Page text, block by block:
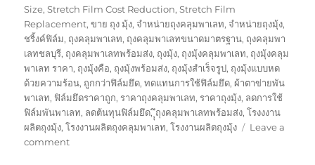
Size,Stretch Film Cost Reduction,Stretch Film
Replacement,ขาย ถุง มุ้ง, จำหน่ายถุงคลุมพาเลท, จำหน่ายถุงมุ้ง,
ชริ้งค์ฟิล์ม, ถุงคลุมพาเลท, ถุงคลุมพาเลทขนาดมาตรฐาน, ถุงคลุมพา
เลทชลบุรี, ถุงคลุมพาเลทพร้อมส่ง, ถุงมุ้ง, ถุงมุ้งคลุมพาเลท, ถุงมุ้งคลุม
พาเลท ราคา, ถุงมุ้งคือ, ถุงมุ้งพร้อมส่ง, ถุงมุ้งสำเร็จรูป, ถุงมุ้งแบบหด
ด้วยความร้อน, ถูกกว่าฟิล์มยึด,ทดแทนการใช้ฟิล์มยึด, ผ้าตาข่ายพัน
พาเลท, ฟิล์มยึดราคาถูก,ราคาถุงคลุมพาเลท,ราคาถุงมุ้ง, ลดการใช้
ฟิล์มพันพาเลท, ลดต้นทุนฟิล์มยึด,ุุึถุงคลุมพาเลทพร้อมส่ง,โรงงงาน
ผลิตถุงมุ้ง,โรงงานผลิตถุงคลุมพาเลท,โรงงานผลิตถุงมุ้ง
Leave a
commenton